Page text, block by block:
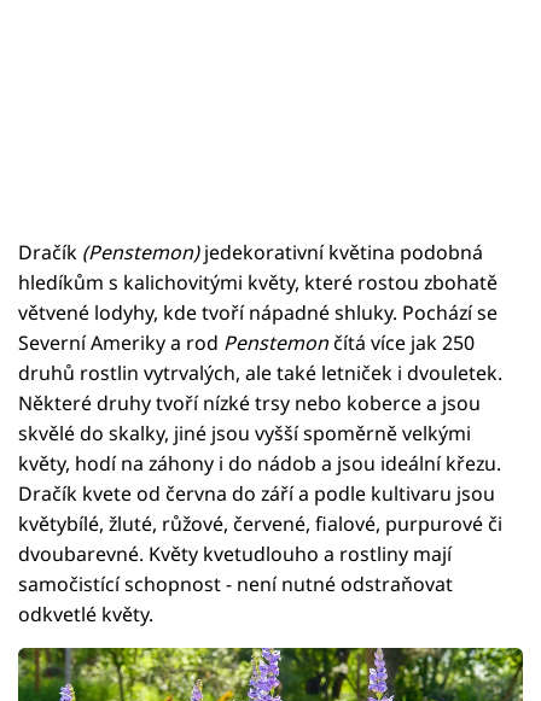
Dračík (Penstemon)jedekorativní květina podobná
hledíkům s kalichovitými květy, které rostou zbohatě
větvené lodyhy, kde tvoří nápadné shluky. Pochází se
Severní Ameriky a rod Penstemončítá více jak 250
druhů rostlin vytrvalých, ale také letniček i dvouletek.
Některé druhy tvoří nízké trsy nebo koberce a jsou
skvělé do skalky, jiné jsou vyšší spoměrně velkými
květy, hodí na záhony i do nádob a jsou ideální křezu.
Dračík kvete od června do září a podle kultivaru jsou
květybílé, žluté, růžové, červené, fialové, purpurové či
dvoubarevné. Květy kvetudlouho a rostliny mají
samočistící schopnost - není nutné odstraňovat
odkvetlé květy.